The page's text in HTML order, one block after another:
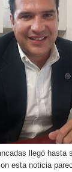
llegó hasta
esta noticia